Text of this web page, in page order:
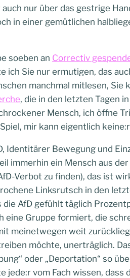
nur über das gestrige
in einer gemütlichen
soeben an Correctiv
ich Sie nur ermutigen, das
manchmal mitlesen, Sie
, die in den letzten Tagen
Mensch, ich öffne
mir kann eigentlich
Identitärer Bewegung und
immerhin ein Mensch aus
Verbot zu finden), das ist
Linksrutsch in den
die AfD gefühlt täglich
eine Gruppe formiert, die
meinetwegen weit
möchte, unerträglich.
oder „Deportation“ so
jede:r vom Fach wissen, dass